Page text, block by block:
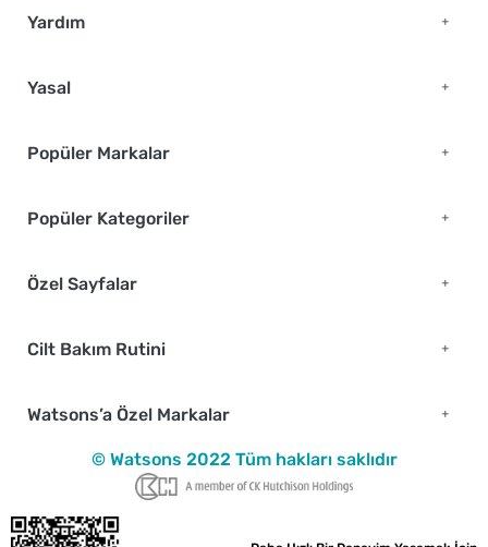
Yardım
Yasal
Popüler Markalar
Popüler Kategoriler
Özel Sayfalar
Cilt Bakım Rutini
Watsons’a Özel Markalar
© Watsons 2022 Tüm hakları saklıdır